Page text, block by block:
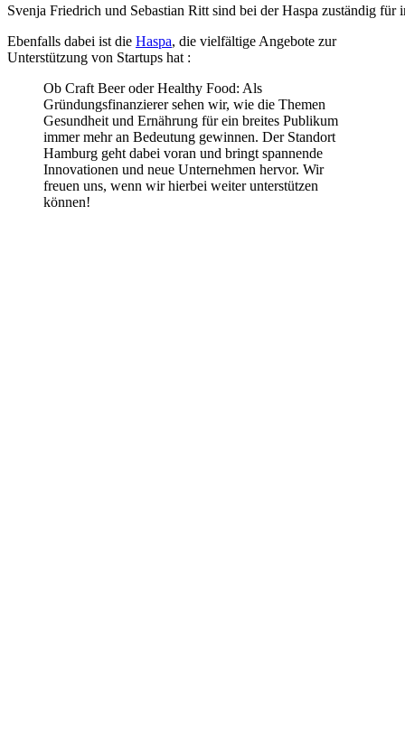
Svenja Friedrich und Sebastian Ritt sind bei der Haspa zuständig
Ebenfalls dabei ist die Haspa, die vielfältige Angebote zur
Unterstützung von Startups hat :
Ob Craft Beer oder Healthy Food: Als
Gründungsfinanzierer sehen wir, wie die Themen
Gesundheit und Ernährung für ein breites Publikum
immer mehr an Bedeutung gewinnen. Der Standort
Hamburg geht dabei voran und bringt spannende
Innovationen und neue Unternehmen hervor. Wir
freuen uns, wenn wir hierbei weiter unterstützen
können!